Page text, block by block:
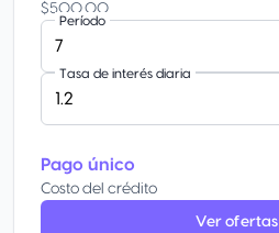
$500.00
Período
Tasa de interés diaria
Pago único
Costo del crédito
Ver ofertas